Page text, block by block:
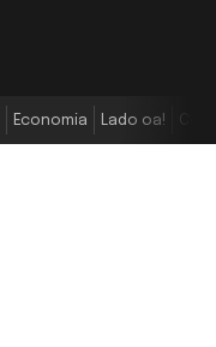
Economia Lado oa!